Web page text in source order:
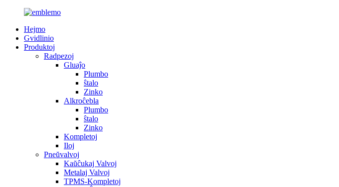
Hejmo
Gvidlinio
Produktoj
Radpezoj
Gluaĵo
Plumbo
ŝtalo
Zinko
Alkroĉebla
Plumbo
ŝtalo
Zinko
Kompletoj
Iloj
Pneŭvalvoj
Kaŭĉukaj Valvoj
Metalaj Valvoj
TPMS-Kompletoj